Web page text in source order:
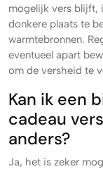
mogelijk vers blijft,
donkere plaats te
warmtebronnen.
eventueel apart
om de versheid te
Kan ik een
cadeau
anders?
Ja, het is zeker